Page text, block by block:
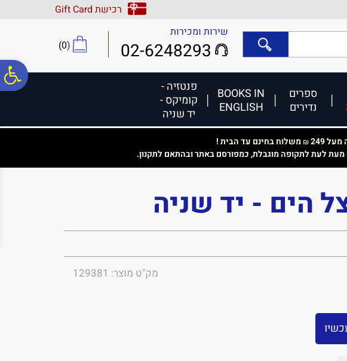
נגישות
אתר
המרכזי
רכישת Gift Card
שירות ומכירות
02-6248293
(
0
)
ספרים
נדירים
BOOKS IN
ENGLISH
פנטזיה -
קומיקס -
יד שניה
249
₪משלוח בחינם עד הבית !
מעת לעת לתקופה מוגבלת, כמפורסם באתר ובהתאם לתקנון.
הים - יד שניה
מק"ט מוצר: 129381